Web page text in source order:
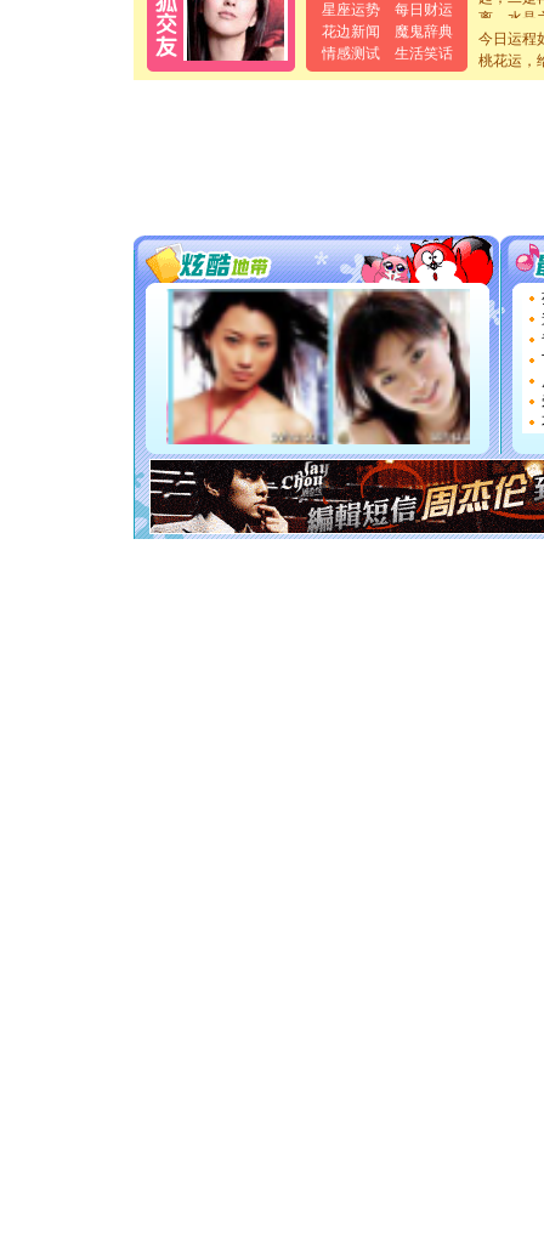
星座运势
每日财运
花边新闻
魔鬼辞典
情感测试
生活笑话
离。水晶
[元旦]当
泣，这痛
卖了。水
你太多，
要平安
[圣诞节]
能正大
都要快乐
[圣诞节]
如意,快
[元旦]
看
断电。
你是我
[元旦]
起；二是
离。水晶
[元旦]当
泣，这痛
今日运程
桃花运，